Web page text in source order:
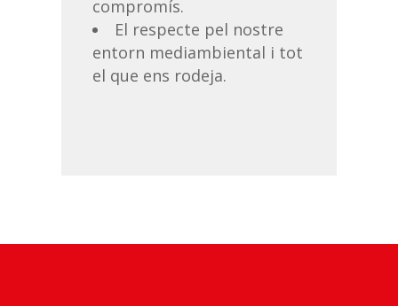
compromís.
El respecte pel nostre
entorn mediambiental i tot
el que ens rodeja.